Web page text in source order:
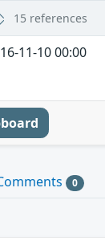
15 references
11-10 00:00
0